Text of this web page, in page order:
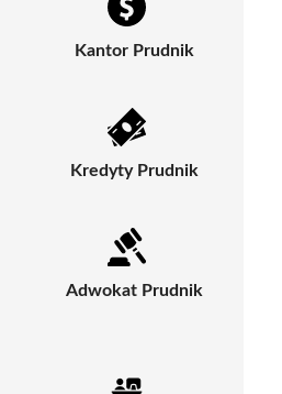
Kantor Prudnik
Kredyty Prudnik
Adwokat Prudnik